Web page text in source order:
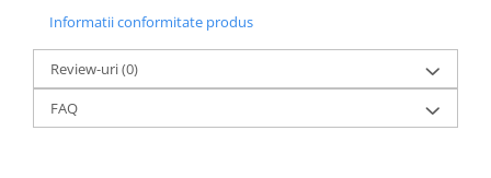
Prize de încărcare
Cabluri pentru baterii
Componente baterii
Informatii conformitate produs
Review-uri(0)
FAQ